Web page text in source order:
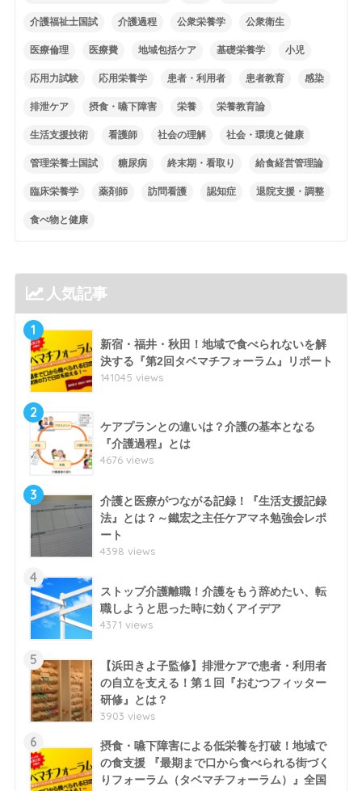
介護福祉士国試 介護過程 公衆栄養学 公衆衛生
医療倫理 医療費 地域包括ケア 基礎栄養学 小児
応用力試験 応用栄養学 患者・利用者 患者教育 感染
排泄ケア 摂食・嚥下障害 栄養 栄養教育論
生活支援技術 看護師 社会の理解 社会・環境と健康
管理栄養士国試 糖尿病 終末期・看取り 給食経営管理論
臨床栄養学 薬剤師 訪問看護 認知症 退院支援・調整
食べ物と健康
人気記事
1
新宿・福井・秋田！地域で食べられないを解
決する『第2回タベマチフォーラム』リポート
141045 views
2
ケアプランとの違いは？介護の基本となる
『介護過程』とは
4676 views
3
介護と医療がつながる記録！『生活支援記録
法』とは？～鐵宏之主任ケアマネ勉強会レポ
ート
4398 views
4
ストップ介護離職！介護をもう辞めたい、転
職しようと思った時に効くアイデア
4371 views
5
【浜田きよ子監修】排泄ケアで患者・利用者
の自立を支える！第１回『おむつフィッター
研修』とは？
3903 views
6
摂食・嚥下障害による低栄養を打破！地域で
の食支援 『最期まで口から食べられる街づく
りフォーラム（タベマチフォーラム）』全国